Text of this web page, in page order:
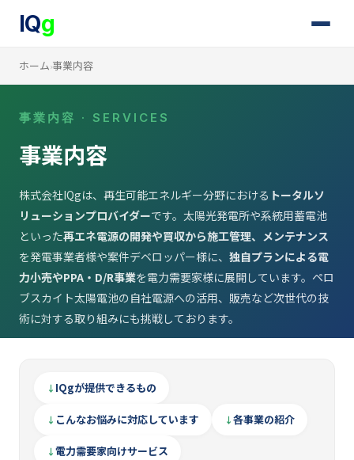
IQg
ホーム›事業内容
事業内容 · SERVICES
事業内容
株式会社IQgは、再生可能エネルギー分野における トータルソ
リューションプロバイダーです。太陽光発電所や系統用蓄電池
といった再エネ電源の開発や買収から施工管理、メンテナンス
を発電事業者様や案件デベロッパー様に、 独自プランによる電
力小売やPPA・D/R事業を電力需要家様に展開しています。ペロ
ブスカイト太陽電池の自社電源への活用、販売など次世代の技
術に対する取り組みにも挑戦しております。
IQgが提供できるもの
こんなお悩みに対応しています 各事業の紹介
電力需要家向けサービス